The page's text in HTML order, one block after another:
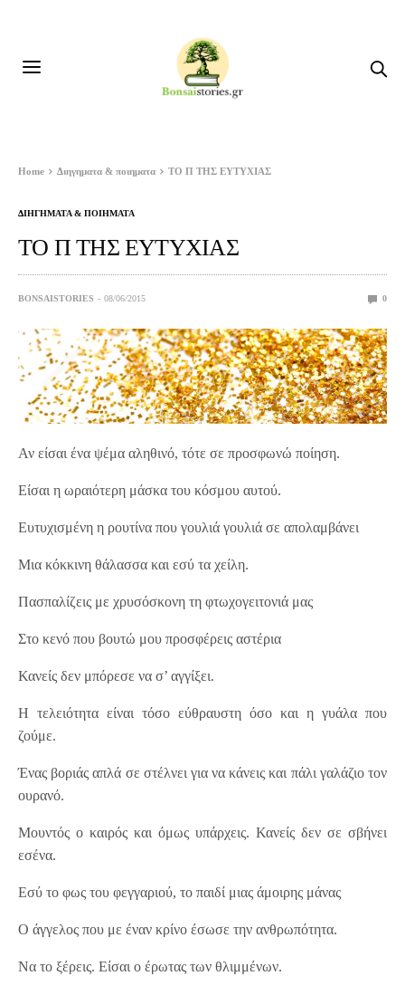
Home Διηγηματα & ποιηματα ΤΟ Π ΤΗΣ ΕΥΤΥΧΙΑΣ
ΔΙΗΓΗΜΑΤΑ & ΠΟΙΗΜΑΤΑ
ΤΟ Π ΤΗΣ ΕΥΤΥΧΙΑΣ
BONSAISTORIES 08/06/2015 0
Αν είσαι ένα ψέμα αληθινό, τότε σε προσφωνώ ποίηση.
Είσαι η ωραιότερη μάσκα του κόσμου αυτού.
Ευτυχισμένη η ρουτίνα που γουλιά γουλιά σε απολαμβάνει
Μια κόκκινη θάλασσα και εσύ τα χείλη.
Πασπαλίζεις με χρυσόσκονη τη φτωχογειτονιά μας
Στο κενό που βουτώ μου προσφέρεις αστέρια
Κανείς δεν μπόρεσε να σ’ αγγίξει.
Η τελειότητα είναι τόσο εύθραυστη όσο και η γυάλα που
ζούμε.
Ένας βοριάς απλά σε στέλνει για να κάνεις και πάλι γαλάζιο τον
ουρανό.
Μουντός ο καιρός και όμως υπάρχεις. Κανείς δεν σε σβήνει
εσένα.
Εσύ το φως του φεγγαριού, το παιδί μιας άμοιρης μάνας
Ο άγγελος που με έναν κρίνο έσωσε την ανθρωπότητα.
Να το ξέρεις. Είσαι ο έρωτας των θλιμμένων.